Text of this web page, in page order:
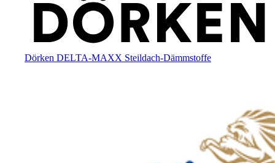
Dörken DELTA-MAXX Steildach-Dämmstoffe